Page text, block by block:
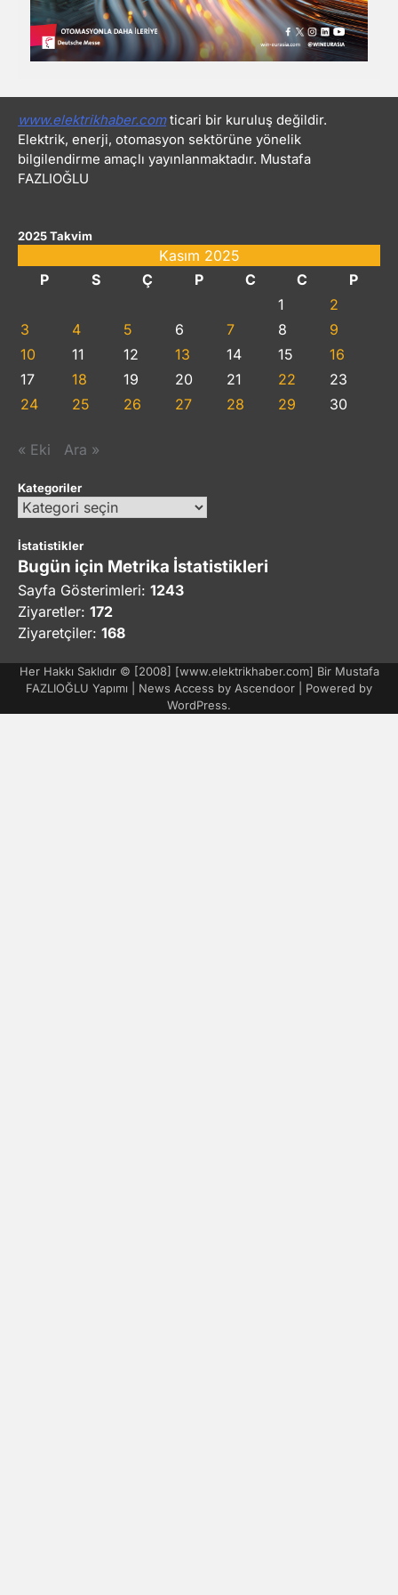
www.elektrikhaber.comticari bir kuruluş değildir.
Elektrik, enerji, otomasyon sektörüne yönelik
bilgilendirme amaçlı yayınlanmaktadır. Mustafa
FAZLIOĞLU
2025 Takvim
Kasım 2025
P
S Ç P C C
P
1
2
3
4 5 6 7 8
9
10
11 12 13 14 15
16
17
18 19 20 21 22
23
24
25 26 27 28 29 30
« Eki Ara »
Kategoriler
Kategoriler
İstatistikler
Bugün için Metrika İstatistikleri
Sayfa Gösterimleri: 1243
Ziyaretler: 172
Ziyaretçiler: 168
Her Hakkı Saklıdır © [2008] [www.elektrikhaber.com] Bir Mustafa
FAZLIOĞLU Yapımı | News Access by Ascendoor | Powered by
WordPress.